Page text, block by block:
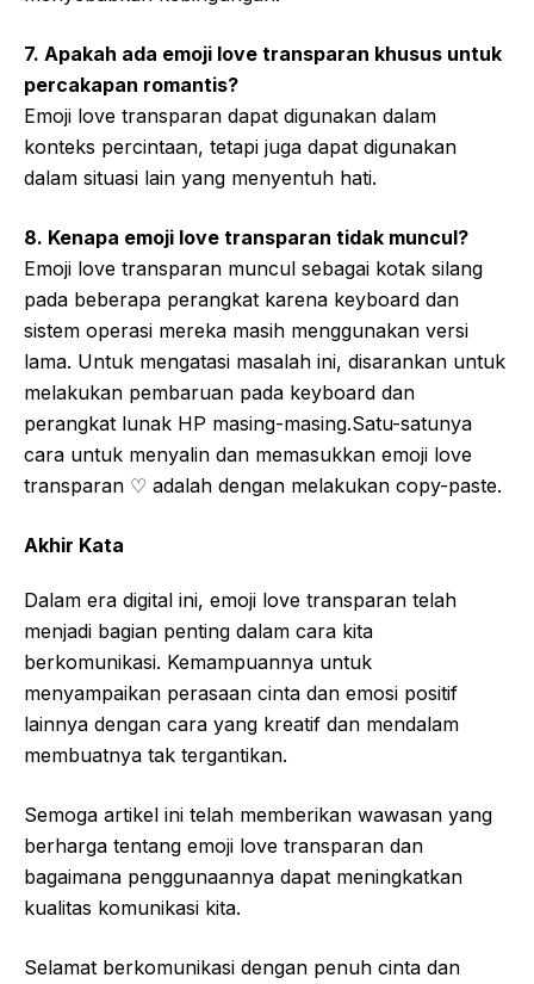
7. Apakah ada emoji love transparan khusus untuk
percakapan romantis?
Emoji love transparan dapat digunakan dalam
konteks percintaan, tetapi juga dapat digunakan
dalam situasi lain yang menyentuh hati.
8. Kenapa emoji love transparan tidak muncul?
Emoji love transparan muncul sebagai kotak silang
pada beberapa perangkat karena keyboard dan
sistem operasi mereka masih menggunakan versi
lama. Untuk mengatasi masalah ini, disarankan untuk
melakukan pembaruan pada keyboard dan
perangkat lunak HP masing-masing.Satu-satunya
cara untuk menyalin dan memasukkan emoji love
transparan ♡ adalah dengan melakukan copy-paste.
Akhir Kata
Dalam era digital ini, emoji love transparan telah
menjadi bagian penting dalam cara kita
berkomunikasi. Kemampuannya untuk
menyampaikan perasaan cinta dan emosi positif
lainnya dengan cara yang kreatif dan mendalam
membuatnya tak tergantikan.
Semoga artikel ini telah memberikan wawasan yang
berharga tentang emoji love transparan dan
bagaimana penggunaannya dapat meningkatkan
kualitas komunikasi kita.
Selamat berkomunikasi dengan penuh cinta dan